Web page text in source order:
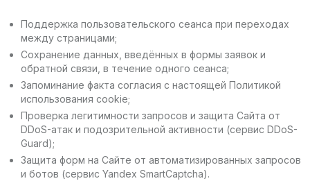
Поддержка пользовательского сеанса при переходах
между страницами;
Сохранение данных, введённых в формы заявок и
обратной связи, в течение одного сеанса;
Запоминание факта согласия с настоящей Политикой
использования cookie;
Проверка легитимности запросов и защита Сайта от
DDoS-атак и подозрительной активности (сервис DDoS-
Guard);
Защита форм на Сайте от автоматизированных запросов
и ботов (сервис Yandex SmartCaptcha).